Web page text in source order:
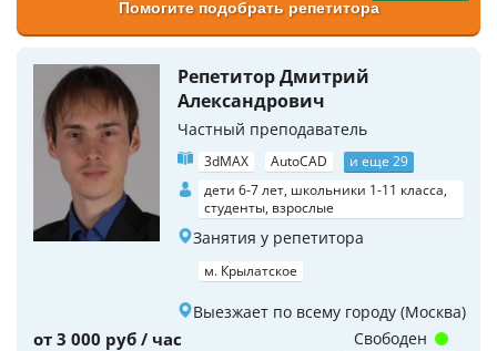
Помогите подобрать репетитора
Репетитор Дмитрий
Александрович
Частный преподаватель
3dMAX AutoCAD
и еще 29
дети 6-7 лет, школьники 1-11 класса,
студенты, взрослые
Занятия у репетитора
м. Крылатское
Выезжает по всему городу (Москва)
от 3 000 руб / час Свободен